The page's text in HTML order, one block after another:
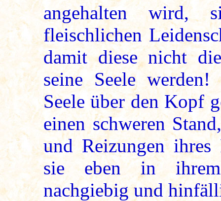
angehalten wird,
fleischlichen
damit diese nicht
seine Seele
Seele über den Kopf
einen schweren
und Reizungen
sie eben in
nachgiebig und